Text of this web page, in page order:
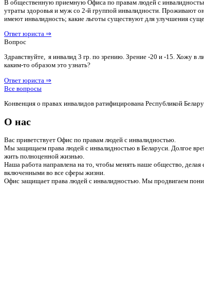
В общественную приемную Офиса по правам людей с
утраты здоровья и муж со 2-й группой инвалидности. Проживают
имеют инвалидность; какие льготы существуют для улучшения
Ответ юриста ⇒
Вопрос
Здравствуйте, я инвалид 3 гр. по зрению. Зрение -20 и -15. Хожу в
каким-то образом это узнать?
Ответ юриста ⇒
Все вопросы
Конвенция о правах инвалидов ратифицирована Республикой
О нас
Вас приветствует Офис по правам людей с инвалидностью.
Мы защищаем права людей с инвалидностью в Беларуси. Долгое
жить полноценной жизнью.
Наша работа направлена на то, чтобы менять наше общество,
включенными во все сферы жизни.
Офис защищает права людей с инвалидностью. Мы продвигаем